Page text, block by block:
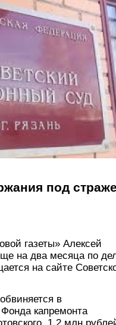
под
газеты» Алексей
на два месяца по
на сайте
в
Фонда капремонта